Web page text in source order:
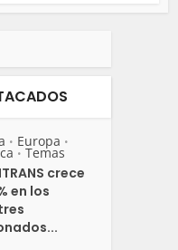
• Europa •
• Temas
crece
en los